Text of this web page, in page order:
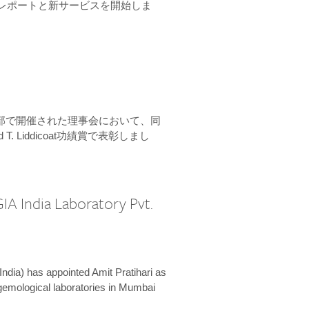
ポートと新サービスを開始しま
開催された理事会において、同
Liddicoat功績賞で表彰しまし
India Laboratory Pvt.
has appointed Amit Pratihari as
laboratories in Mumbai